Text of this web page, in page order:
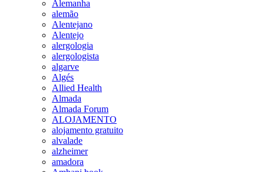
Alemanha
alemão
Alentejano
Alentejo
alergologia
alergologista
algarve
Algés
Allied Health
Almada
Almada Forum
ALOJAMENTO
alojamento gratuito
alvalade
alzheimer
amadora